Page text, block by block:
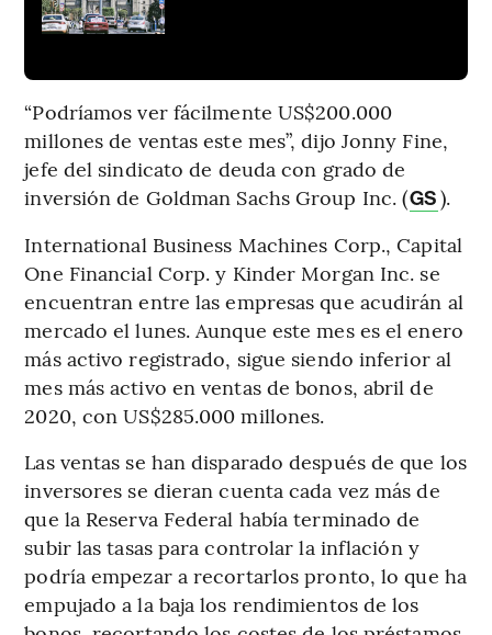
“Podríamos ver fácilmente US$200.000
millones de ventas este mes”, dijo Jonny Fine,
jefe del sindicato de deuda con grado de
inversión de Goldman Sachs Group Inc. (GS).
International Business Machines Corp., Capital
One Financial Corp. y Kinder Morgan Inc. se
encuentran entre las empresas que acudirán al
mercado el lunes. Aunque este mes es el enero
más activo registrado, sigue siendo inferior al
mes más activo en ventas de bonos, abril de
2020, con US$285.000 millones.
Las ventas se han disparado después de que los
inversores se dieran cuenta cada vez más de
que la Reserva Federal había terminado de
subir las tasas para controlar la inflación y
podría empezar a recortarlos pronto, lo que ha
empujado a la baja los rendimientos de los